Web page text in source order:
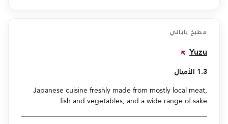
مطبخ ياباني
Yuzu
1.3 الأميال
Japanese cuisine freshly made from mostly local meat,
fish and vegetables, and a wide range of sake.